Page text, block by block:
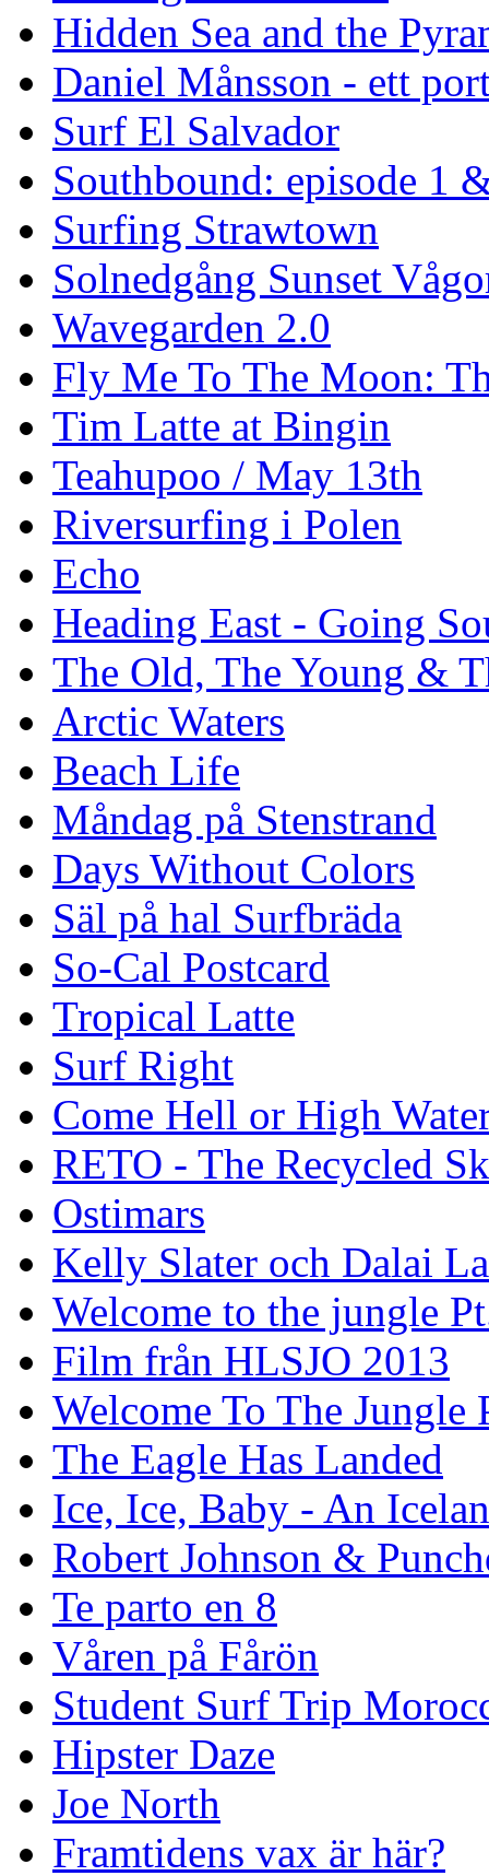
Hidden Sea and the
Daniel Månsson - ett
Surf El Salvador
Southbound: episode 1
Surfing Strawtown
Solnedgång Sunset
Wavegarden 2.0
Fly Me To The Moon:
Tim Latte at Bingin
Teahupoo / May 13th
Riversurfing i Polen
Echo
Heading East - Going
The Old, The Young &
Arctic Waters
Beach Life
Måndag på Stenstrand
Days Without Colors
Säl på hal Surfbräda
So-Cal Postcard
Tropical Latte
Surf Right
Come Hell or High
RETO - The Recycled
Ostimars
Kelly Slater och Dalai
Welcome to the jungle
Film från HLSJO 2013
Welcome To The Jungle
The Eagle Has Landed
Ice, Ice, Baby - An
Robert Johnson &
Te parto en 8
Våren på Fårön
Student Surf Trip
Hipster Daze
Joe North
Framtidens vax är här?